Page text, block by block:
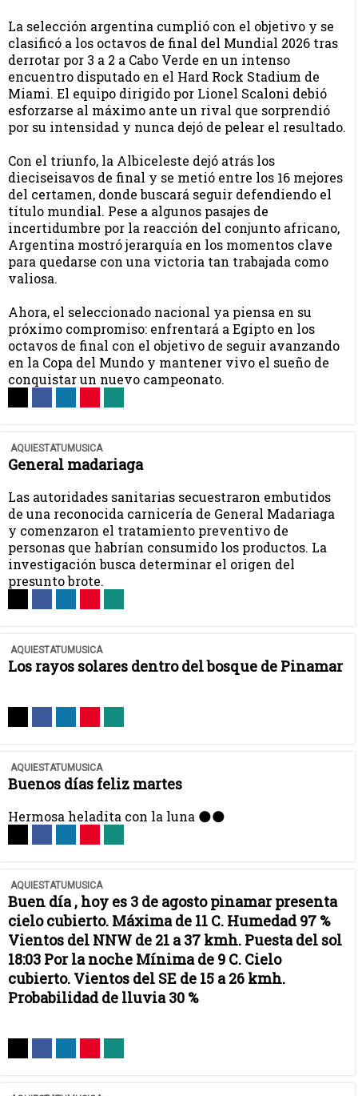
La selección argentina cumplió con el objetivo y se
clasificó a los octavos de final del Mundial 2026 tras
derrotar por 3 a 2 a Cabo Verde en un intenso
encuentro disputado en el Hard Rock Stadium de
Miami. El equipo dirigido por Lionel Scaloni debió
esforzarse al máximo ante un rival que sorprendió
por su intensidad y nunca dejó de pelear el resultado.
Con el triunfo, la Albiceleste dejó atrás los
dieciseisavos de final y se metió entre los 16 mejores
del certamen, donde buscará seguir defendiendo el
título mundial. Pese a algunos pasajes de
incertidumbre por la reacción del conjunto africano,
Argentina mostró jerarquía en los momentos clave
para quedarse con una victoria tan trabajada como
valiosa.
Ahora, el seleccionado nacional ya piensa en su
próximo compromiso: enfrentará a Egipto en los
octavos de final con el objetivo de seguir avanzando
en la Copa del Mundo y mantener vivo el sueño de
conquistar un nuevo campeonato.
AQUIESTATUMUSICA
General madariaga
Las autoridades sanitarias secuestraron embutidos
de una reconocida carnicería de General Madariaga
y comenzaron el tratamiento preventivo de
personas que habrían consumido los productos. La
investigación busca determinar el origen del
presunto brote.
AQUIESTATUMUSICA
Los rayos solares dentro del bosque de Pinamar
AQUIESTATUMUSICA
Buenos días feliz martes
Hermosa heladita con la luna 🌑🌑
AQUIESTATUMUSICA
Buen día , hoy es 3 de agosto pinamar presenta
cielo cubierto. Máxima de 11 C. Humedad 97 %
Vientos del NNW de 21 a 37 kmh. Puesta del sol
18:03 Por la noche Mínima de 9 C. Cielo
cubierto. Vientos del SE de 15 a 26 kmh.
Probabilidad de lluvia 30 %